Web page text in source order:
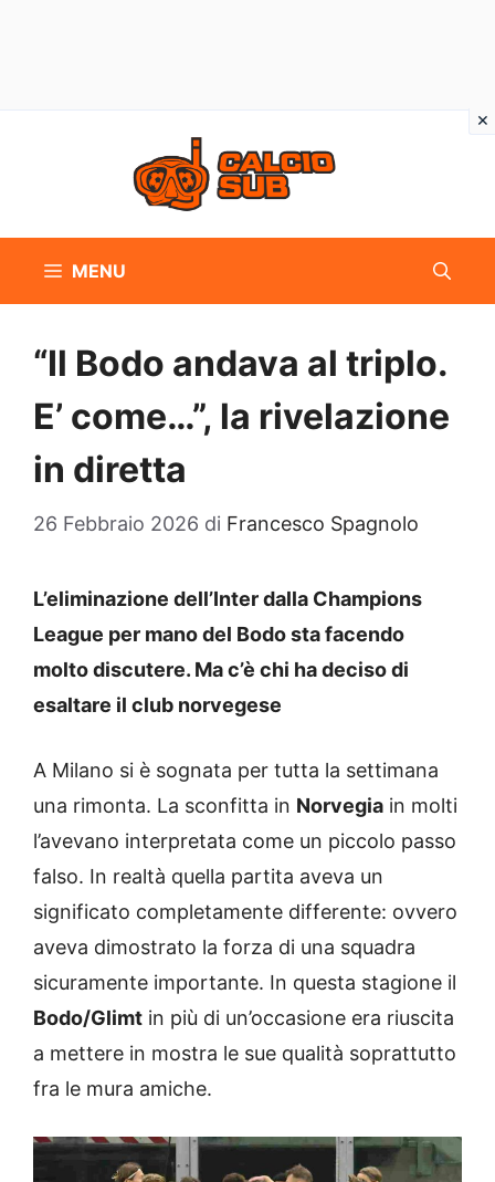
MENU
“Il Bodo andava al triplo.
E’ come…”, la rivelazione
in diretta
26 Febbraio 2026 di Francesco Spagnolo
L’eliminazione dell’Inter dalla Champions
League per mano del Bodo sta facendo
molto discutere. Ma c’è chi ha deciso di
esaltare il club norvegese
A Milano si è sognata per tutta la settimana
una rimonta. La sconfitta in Norvegia in molti
l’avevano interpretata come un piccolo passo
falso. In realtà quella partita aveva un
significato completamente differente: ovvero
aveva dimostrato la forza di una squadra
sicuramente importante. In questa stagione il
Bodo/Glimt in più di un’occasione era riuscita
a mettere in mostra le sue qualità soprattutto
fra le mura amiche.